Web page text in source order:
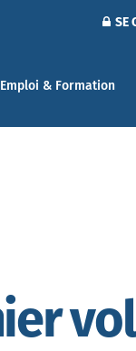
SE
Emploi & Formation